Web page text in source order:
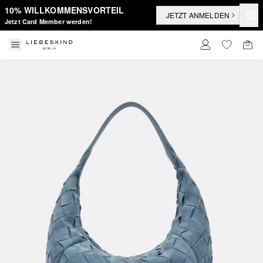
10% WILLKOMMENSVORTEIL
Jetzt Card Member werden!
JETZT ANMELDEN